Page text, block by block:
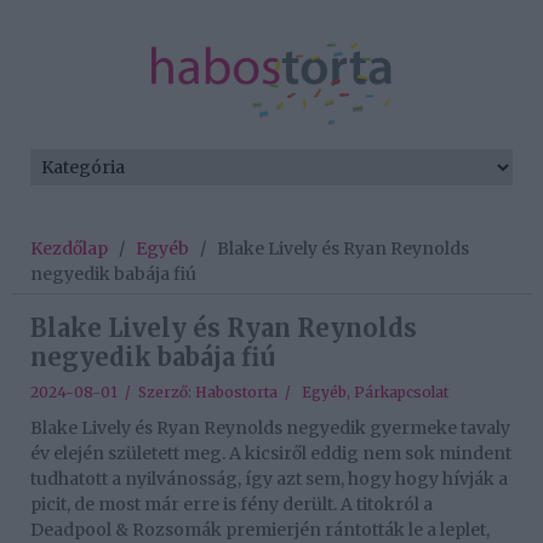
Kezdőlap / Egyéb / Blake Lively és Ryan Reynolds
negyedik babája fiú
Blake Lively és Ryan Reynolds
negyedik babája fiú
2024-08-01 / Szerző: Habostorta / Egyéb, Párkapcsolat
Blake Lively és Ryan Reynolds negyedik gyermeke tavaly
év elején született meg. A kicsiről eddig nem sok mindent
tudhatott a nyilvánosság, így azt sem, hogy hogy hívják a
picit, de most már erre is fény derült. A titokról a
Deadpool & Rozsomák premierjén rántották le a leplet,